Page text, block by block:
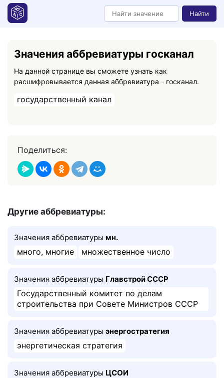
Найти
Значения аббревиатуры госканал
На данной странице вы сможете узнать как
расшифровывается данная аббревиатура - госканал.
государственный канал
Поделиться:
Другие аббревиатуры:
Значения аббревиатуры мн.
много, многие множественное число
Значения аббревиатуры Главстрой СССР
Государственный комитет по делам
строительства при Совете Министров СССР
Значения аббревиатуры энергостратегия
энергетическая стратегия
Значения аббревиатуры ЦСОИ